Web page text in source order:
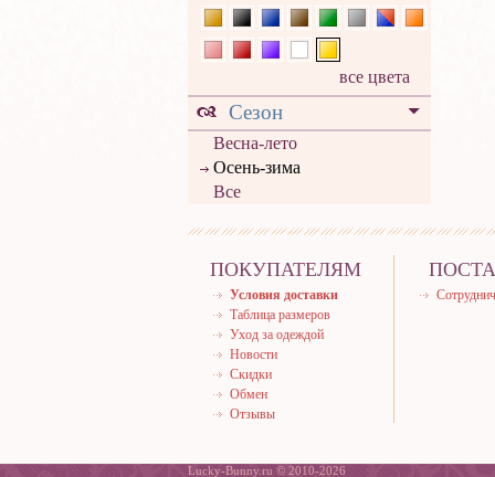
все цвета
Сезон
Весна-лето
Осень-зима
Все
ПОКУПАТЕЛЯМ
Условия доставки
Таблица размеров
Уход за одеждой
Новости
Скидки
Обмен
Отзывы
Lucky-Bunny.ru © 2010-2026